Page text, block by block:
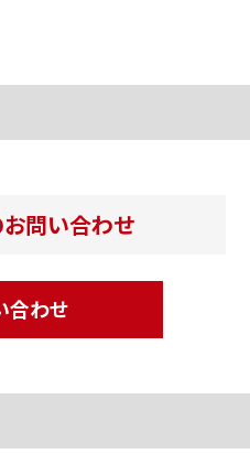
お問い合わせ
合わせ